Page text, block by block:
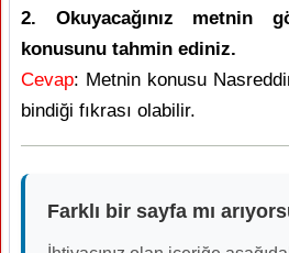
2. Okuyacağınız metnin
konusunu tahmin ediniz.
Cevap: Metnin konusu
bindiği fıkrası olabilir.
Farklı bir sayfa mı